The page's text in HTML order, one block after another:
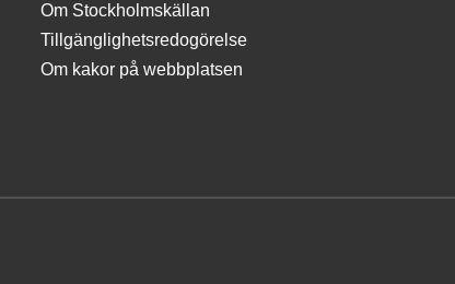
Om Stockholmskällan
Tillgänglighetsredogörelse
Om kakor på webbplatsen